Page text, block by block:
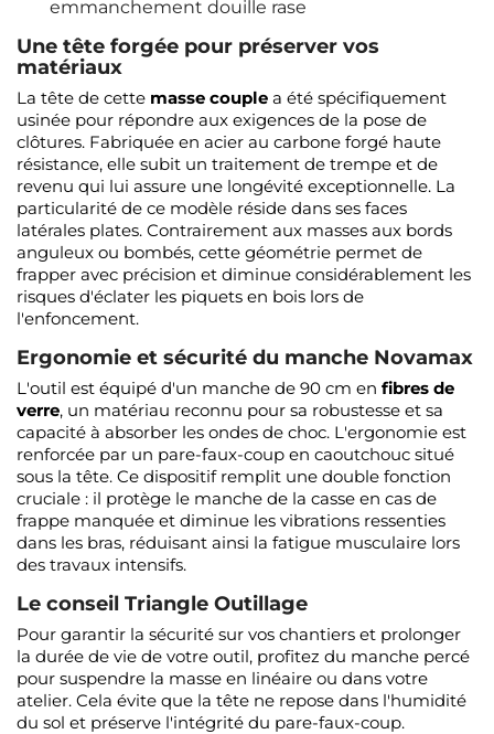
emmanchement douille rase
Une tête forgée pour préserver vos
matériaux
La tête de cette masse couple a été spécifiquement
usinée pour répondre aux exigences de la pose de
clôtures. Fabriquée en acier au carbone forgé haute
résistance, elle subit un traitement de trempe et de
revenu qui lui assure une longévité exceptionnelle. La
particularité de ce modèle réside dans ses faces
latérales plates. Contrairement aux masses aux bords
anguleux ou bombés, cette géométrie permet de
frapper avec précision et diminue considérablement les
risques d'éclater les piquets en bois lors de
l'enfoncement.
Ergonomie et sécurité du manche Novamax
L'outil est équipé d'un manche de 90 cm en fibres de
verre, un matériau reconnu pour sa robustesse et sa
capacité à absorber les ondes de choc. L'ergonomie est
renforcée par un pare-faux-coup en caoutchouc situé
sous la tête. Ce dispositif remplit une double fonction
cruciale : il protège le manche de la casse en cas de
frappe manquée et diminue les vibrations ressenties
dans les bras, réduisant ainsi la fatigue musculaire lors
des travaux intensifs.
Le conseil Triangle Outillage
Pour garantir la sécurité sur vos chantiers et prolonger
la durée de vie de votre outil, profitez du manche percé
pour suspendre la masse en linéaire ou dans votre
atelier. Cela évite que la tête ne repose dans l'humidité
du sol et préserve l'intégrité du pare-faux-coup.